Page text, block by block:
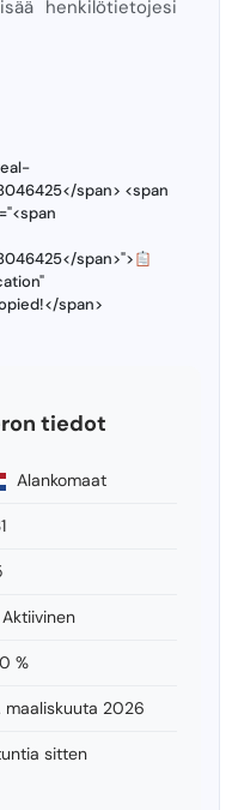
henkilötietojesi
span> <span
span>">
span>
tiedot
Alankomaat
Aktiivinen
%
maaliskuuta 2026
sitten